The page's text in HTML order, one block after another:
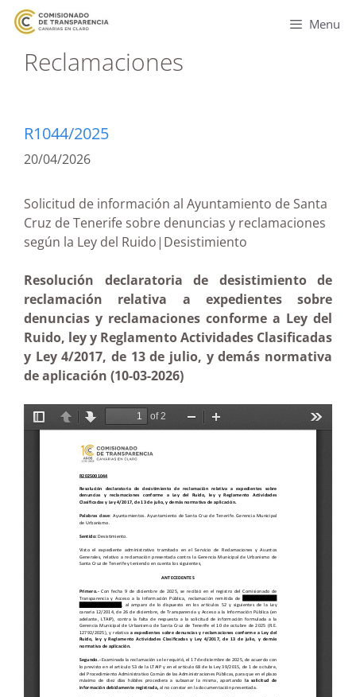
Menu
Reclamaciones
R1044/2025
20/04/2026
Solicitud de información al Ayuntamiento de Santa
Cruz de Tenerife sobre denuncias y reclamaciones
según la Ley del Ruido|Desistimiento
Resolución declaratoria de desistimiento de
reclamación relativa a expedientes sobre
denuncias y reclamaciones conforme a Ley del
Ruido, ley y Reglamento Actividades Clasificadas
y Ley 4/2017, de 13 de julio, y demás normativa
de aplicación (10-03-2026)